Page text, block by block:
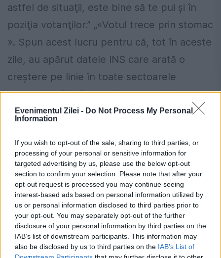
Evenimentul Zilei - Do Not Process My Personal
Information
If you wish to opt-out of the sale, sharing to third parties, or
processing of your personal or sensitive information for
targeted advertising by us, please use the below opt-out
section to confirm your selection. Please note that after your
opt-out request is processed you may continue seeing
interest-based ads based on personal information utilized by
us or personal information disclosed to third parties prior to
your opt-out. You may separately opt-out of the further
disclosure of your personal information by third parties on the
IAB’s list of downstream participants. This information may
also be disclosed by us to third parties on the IAB’s List of
astfel de situaţii, este bine să te pui şi în
poziţia votanţilor.” „«Votul trece prin stomac
». Spun acest lucru pentru că, tot în aceste
zile, au apărut datele INS care arată o
creştere pe linie în toate sectoarele
economiei. Dacă evoluţia economiei
continuă să fie ascendentă, este posibil ca
tema «cinstei », în situaţia în care fiecare
partid îşi are corupţii săi”, a punctat
Dospinescu
Locuiești la bloc? 10 reguli pe care mulți
proprietari le înțeleg greșit și ajung să
plătească mai mult.Ce spune legea